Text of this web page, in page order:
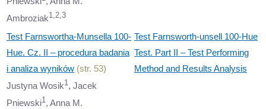
Ambroziak1,2,3
Test Farnswortha-Munsella 100-
Hue. Cz. II – procedura badania
i analiza wyników (str. 53)
Justyna Wosik1, Jacek
Pniewski1, Anna M.
Test Farnsworth-unsell 100-Hue
Test. Part II – Test Performing
Method and Results Analysis